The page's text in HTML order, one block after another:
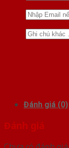
Đánh giá (0)
Đánh giá